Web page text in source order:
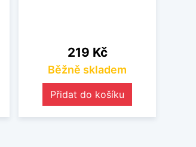
Cena
219 Kč
Běžně skladem
Přidat do košíku